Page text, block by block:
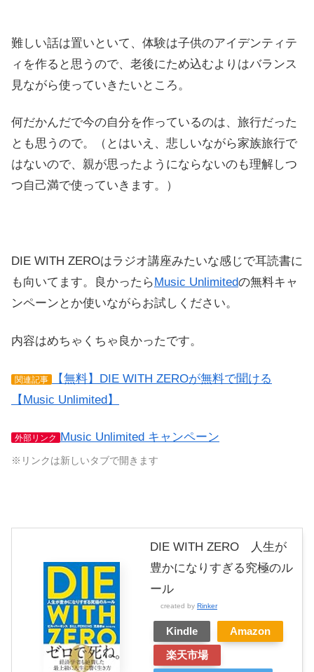
難しい話は置いといて、体験は子供のアイデンティテ
ィを作ると思うので、老後にため込むよりはバランス
見ながら使っていきたいところ。
何だかんだで今の自分を作っているのは、旅行だった
とも思うので。（とはいえ、悲しいながら家族旅行で
はないので、親が思ったようにならないのも理解しつ
つ自己満で使っていきます。）
DIE WITH ZEROはラジオ講座みたいな感じで耳読書に
も向いてます。良かったらMusic Unlimitedの無料キャ
ンペーンとか使いながらお試しください。
内容はめちゃくちゃ良かったです。
関連記事
【無料】DIE WITH ZEROが無料で聞ける
【Music Unlimited】
外部リンク Music Unlimited キャンペーン
※リンクは新しいタブで開きます
DIE WITH ZERO 人生が
豊かになりすぎる究極のル
ール
created by Rinker
Kindle
Amazon
楽天市場